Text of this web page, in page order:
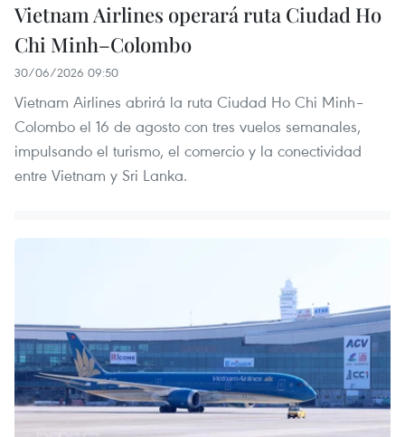
Vietnam Airlines operará ruta Ciudad Ho
Chi Minh–Colombo
30/06/2026 09:50
Vietnam Airlines abrirá la ruta Ciudad Ho Chi Minh–
Colombo el 16 de agosto con tres vuelos semanales,
impulsando el turismo, el comercio y la conectividad
entre Vietnam y Sri Lanka.